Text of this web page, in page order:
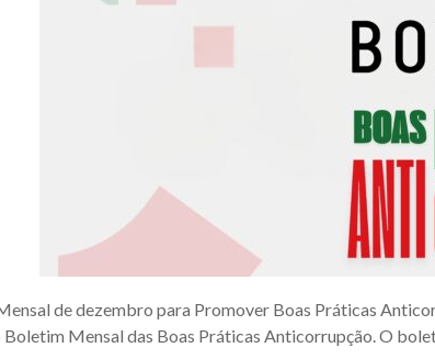
de dezembro para Promover Boas Práticas
Boletim Mensal das Boas Práticas Anticorrupção. O